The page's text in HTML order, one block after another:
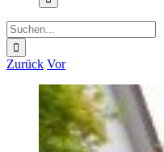
Suche
nach:
Zurück Vor
Zeige
grösseres
Bild